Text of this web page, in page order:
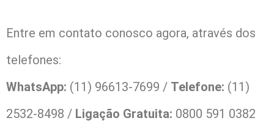
Entre em contato conosco agora, através dos
telefones:
WhatsApp: (11) 96613-7699 / Telefone: (11)
2532-8498 / Ligação Gratuita: 0800 591 0382